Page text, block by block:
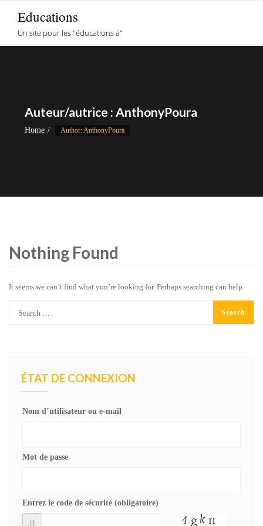
content
Educations
Un site pour les "éducations à"
Auteur/autrice : AnthonyPoura
Home Author: AnthonyPoura
Nothing Found
It seems we can’t find what you’re looking for. Perhaps searching can help.
ÉTAT DE CONNEXION
Nom d’utilisateur ou e-mail
Mot de passe
Entrez le code de sécurité (obligatoire)